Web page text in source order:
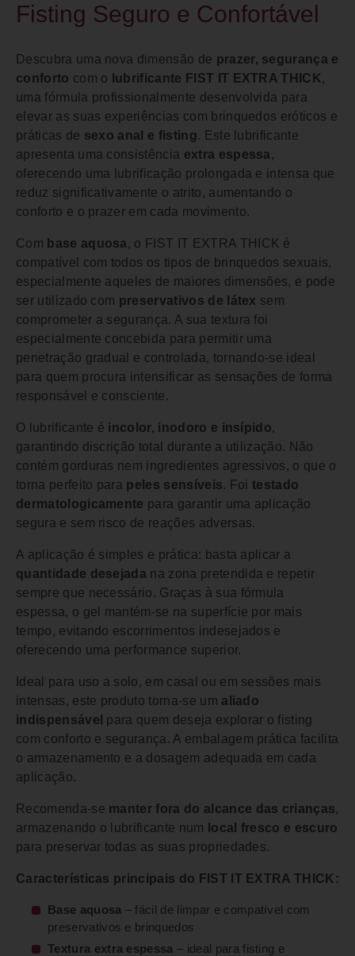
Fisting Seguro e Confortável
Descubra uma nova dimensão de prazer, segurança e
conforto com o lubrificante FIST IT EXTRA THICK ,
uma fórmula profissionalmente desenvolvida para
elevar as suas experiências com brinquedos eróticos e
práticas de sexo anal e fisting. Este lubrificante
apresenta uma consistência extra espessa ,
oferecendo uma lubrificação prolongada e intensa que
reduz significativamente o atrito, aumentando o
conforto e o prazer em cada movimento.
Com base aquosa , o FIST IT EXTRA THICK é
compatível com todos os tipos de brinquedos sexuais,
especialmente aqueles de maiores dimensões, e pode
ser utilizado com preservativos de látex sem
comprometer a segurança. A sua textura foi
especialmente concebida para permitir uma
penetração gradual e controlada, tornando-se ideal
para quem procura intensificar as sensações de forma
responsável e consciente.
O lubrificante é incolor, inodoro e insípido,
garantindo discrição total durante a utilização. Não
contém gorduras nem ingredientes agressivos, o que o
torna perfeito para peles sensíveis. Foitestado
dermatologicamente para garantir uma aplicação
segura e sem risco de reações adversas.
A aplicação é simples e prática: basta aplicar a
quantidade desejada na zona pretendida e repetir
sempre que necessário. Graças à sua fórmula
espessa, o gel mantém-se na superfície por mais
tempo, evitando escorrimentos indesejados e
oferecendo uma performance superior.
Ideal para uso a solo, em casal ou em sessões mais
intensas, este produto torna-se um aliado
indispensável para quem deseja explorar o fisting
com conforto e segurança. A embalagem prática facilita
o armazenamento e a dosagem adequada em cada
aplicação.
Recomenda-se manter fora do alcance das crianças,
armazenando o lubrificante num
local fresco e escuro
para preservar todas as suas propriedades.
Características principais do FIST IT EXTRA THICK:
Base aquosa – fácil de limpar e compatível com
preservativos e brinquedos
Textura extra espessa – ideal para fisting e